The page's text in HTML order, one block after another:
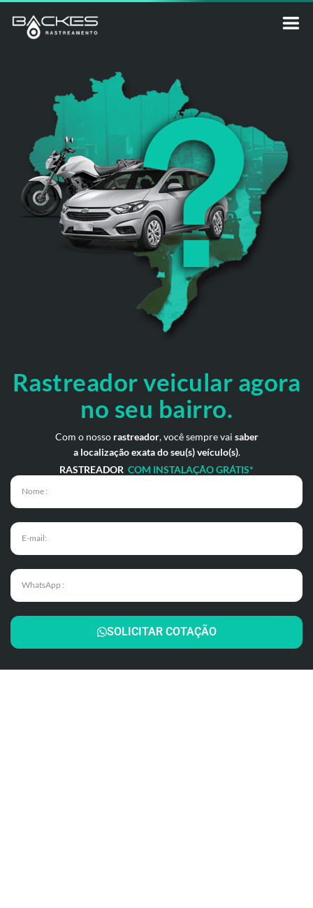
Rastreador veicular agora
no seu bairro.
Com o nosso rastreador, você sempre vai saber
a localização exata do seu(s) veículo(s).
RASTREADOR COM INSTALAÇÃO GRÁTIS*
SOLICITAR COTAÇÃO